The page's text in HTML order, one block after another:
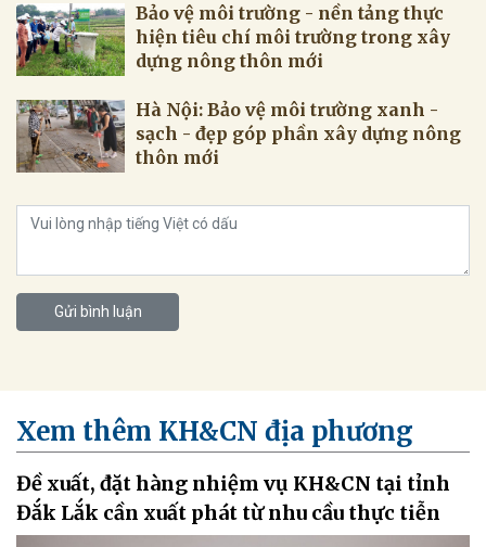
Bảo vệ môi trường - nền tảng thực
hiện tiêu chí môi trường trong xây
dựng nông thôn mới
Hà Nội: Bảo vệ môi trường xanh -
sạch - đẹp góp phần xây dựng nông
thôn mới
Gửi bình luận
Xem thêm KH&CN địa phương
Đề xuất, đặt hàng nhiệm vụ KH&CN tại tỉnh
Đắk Lắk cần xuất phát từ nhu cầu thực tiễn